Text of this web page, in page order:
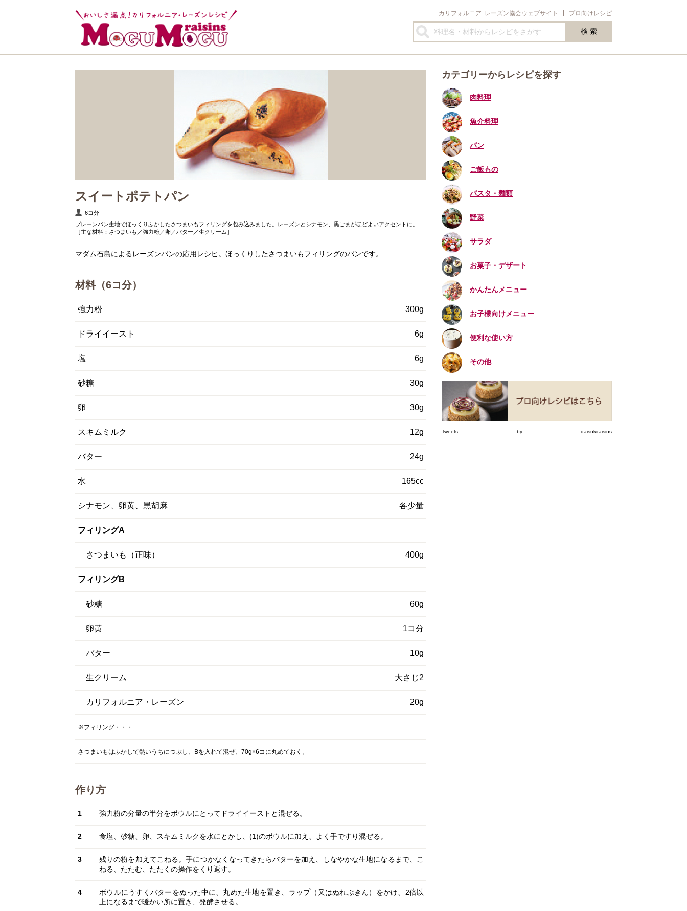
カリフォルニア･レーズン協会ウェブサイト プロ向けレシピ
スイートポテトパン
6コ分
プレーンパン生地でほっくりふかしたさつまいもフィリングを包み込みました。レーズンとシナモン、黒ごまがほどよいアクセントに。
［主な材料：さつまいも／強力粉／卵／バター／生クリーム］
マダム石島によるレーズンパンの応用レシピ。ほっくりしたさつまいもフィリングのパンです。
材料（6コ分）
強力粉 300g
ドライイースト 6g
塩 6g
砂糖 30g
卵 30g
スキムミルク 12g
バター 24g
水 165cc
シナモン、卵黄、黒胡麻 各少量
フィリングA
さつまいも（正味） 400g
フィリングB
砂糖 60g
卵黄 1コ分
バター 10g
生クリーム 大さじ2
カリフォルニア・レーズン 20g
※フィリング・・・
さつまいもはふかして熱いうちにつぶし、Bを入れて混ぜ、70g×6コに丸めておく。
作り方
1 強力粉の分量の半分をボウルにとってドライイーストと混ぜる。
2 食塩、砂糖、卵、スキムミルクを水にとかし、(1)のボウルに加え、よく手ですり混ぜる。
3
残りの粉を加えてこねる。手につかなくなってきたらバターを加え、しなやかな生地になるまで、こ
ねる、たたむ、たたくの操作をくり返す。
4
ボウルにうすくバターをぬった中に、丸めた生地を置き、ラップ（又はぬれぶきん）をかけ、2倍以
上になるまで暖かい所に置き、発酵させる。
カテゴリーからレシピを探す
肉料理
魚介料理
パン
ご飯もの
パスタ・麺類
野菜
サラダ
お菓子・デザート
かんたんメニュー
お子様向けメニュー
便利な使い方
その他
Tweets by daisukiraisins